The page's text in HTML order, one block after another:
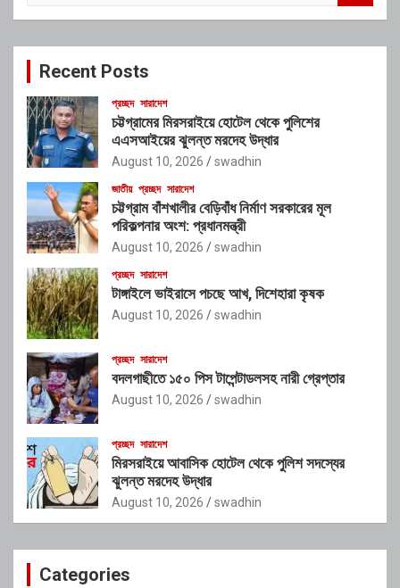
c
Recent Posts
প্রচ্ছদ সারাদেশ
চট্টগ্রামের মিরসরাইয়ে হোটেল থেকে পুলিশের
এএসআইয়ের ঝুলন্ত মরদেহ উদ্ধার
August 10, 2026 swadhin
জাতীয় প্রচ্ছদ সারাদেশ
চট্টগ্রাম বাঁশখালীর বেড়িবাঁধ নির্মাণ সরকারের মূল
পরিকল্পনার অংশ: প্রধানমন্ত্রী
August 10, 2026 swadhin
প্রচ্ছদ সারাদেশ
টাঙ্গাইলে ভাইরাসে পচছে আখ, দিশেহারা কৃষক
August 10, 2026 swadhin
প্রচ্ছদ সারাদেশ
বদলগাছীতে ১৫০ পিস টাপেন্টাডলসহ নারী গ্রেপ্তার
August 10, 2026 swadhin
প্রচ্ছদ সারাদেশ
মিরসরাইয়ে আবাসিক হোটেল থেকে পুলিশ সদস্যের
ঝুলন্ত মরদেহ উদ্ধার
August 10, 2026 swadhin
Categories